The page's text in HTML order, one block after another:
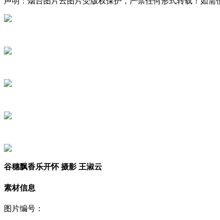
谷穗飘香乐开怀 摄影 王淑云
素材信息
图片编号：